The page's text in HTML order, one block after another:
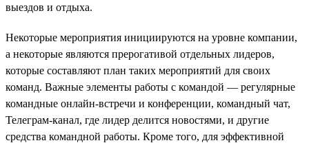
выездов и отдыха.
Некоторые мероприятия инициируются на уровне компании,
а некоторые являются прерогативой отдельных лидеров,
которые составляют план таких мероприятий для своих
команд. Важные элементы работы с командой — регулярные
командные онлайн-встречи и конференции, командный чат,
Телеграм-канал, где лидер делится новостями, и другие
средства командной работы. Кроме того, для эффективной